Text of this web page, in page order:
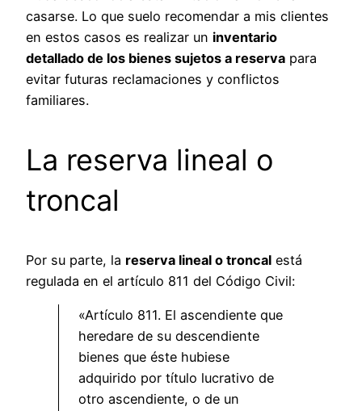
casarse. Lo que suelo recomendar a mis clientes
en estos casos es realizar un inventario
detallado de los bienes sujetos a reserva para
evitar futuras reclamaciones y conflictos
familiares.
La reserva lineal o
troncal
Por su parte, la reserva lineal o troncal está
regulada en el artículo 811 del Código Civil:
«Artículo 811. El ascendiente que
heredare de su descendiente
bienes que éste hubiese
adquirido por título lucrativo de
otro ascendiente, o de un